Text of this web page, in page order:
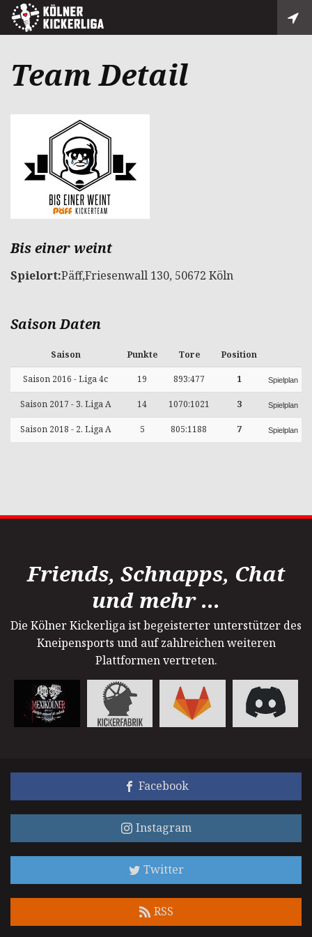
Team Detail
Bis einer weint
Spielort:Päff,Friesenwall 130, 50672 Köln
Saison Daten
Saison Punkte Tore Position
Saison 2016 - Liga 4c 19 893:477 1 Spielplan
Saison 2017 - 3. Liga A 14 1070:1021 3 Spielplan
Saison 2018 - 2. Liga A 5 805:1188 7 Spielplan
Friends, Schnapps, Chat
und mehr ...
Die Kölner Kickerliga ist begeisterter unterstützer des
Kneipensports und auf zahlreichen weiteren
Plattformen vertreten.
Facebook
Instagram
Twitter
RSS